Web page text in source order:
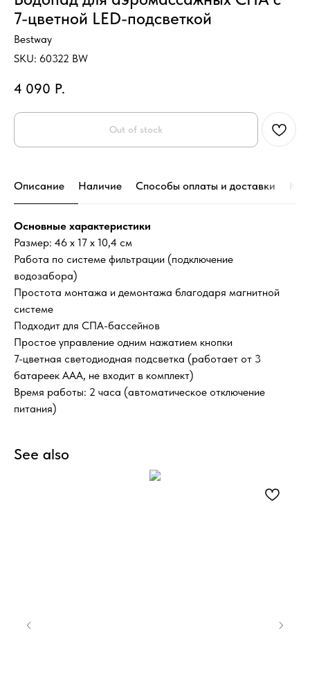
7-цветной LED-подсветкой
Bestway
SKU: 60322 BW
4 090 Р.
Out of stock
Описание Наличие Способы оплаты и доставки
Основные характеристики
Размер: 46 х 17 х 10,4 см
Работа по системе фильтрации (подключение
водозабора)
Простота монтажа и демонтажа благодаря магнитной
системе
Подходит для СПА-бассейнов
Простое управление одним нажатием кнопки
7-цветная светодиодная подсветка (работает от 3
батареек ААА, не входит в комплект)
Время работы: 2 часа (автоматическое отключение
питания)
See also